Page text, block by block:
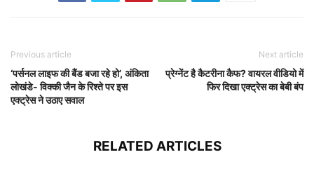
Previous article
‘पर्सनल लाइफ की बैंड बजा रहे हो’, अंकिता
लोखंडे- विक्की जैन के रिश्ते पर इस
एक्ट्रेस ने उठाए सवाल
Next article
प्रेग्नेंट है कैटरीना कैफ? वायरल वीडियो में
फिर दिखा एक्ट्रेस का बेबी बंप
RELATED ARTICLES